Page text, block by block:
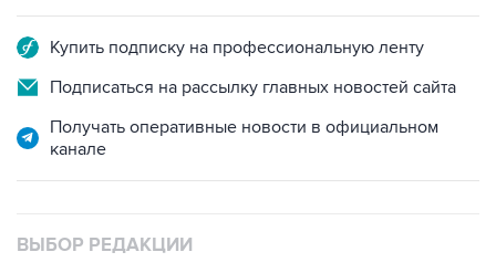
Купить подписку на профессиональную ленту
Подписаться на рассылку главных новостей сайта
Получать оперативные новости в официальном
канале
ВЫБОР РЕДАКЦИИ